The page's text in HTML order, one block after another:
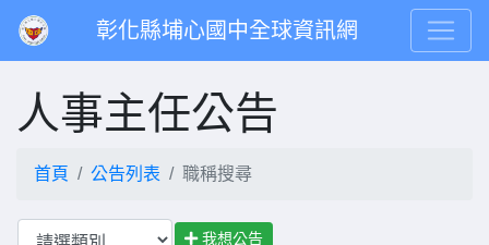
彰化縣埔心國中全球資訊網
人事主任公告
首頁 公告列表 職稱搜尋
我想公告